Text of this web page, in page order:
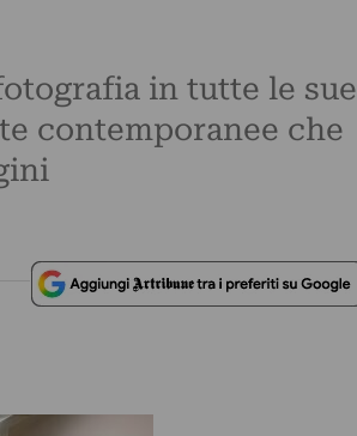
in tutte le sue
contemporanee che